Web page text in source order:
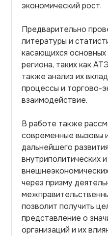
экономический рост.
Предварительно
литературы и
касающихся основных
региона, таких как
также анализ их
процессы и торгово-
взаимодействие.
В работе также
современные вызовы
дальнейшего развития
внутриполитических и
через призму
позволит получить
представление о
организаций и их